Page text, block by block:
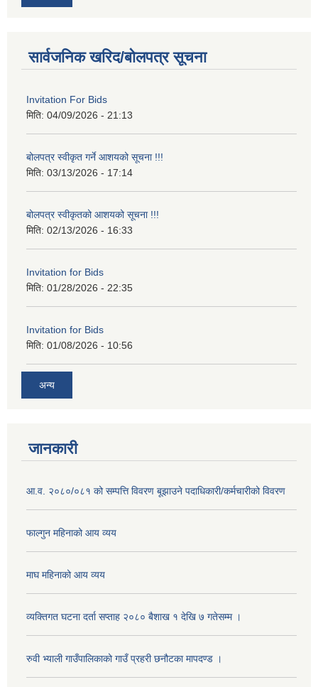
सार्वजनिक खरिद/बोलपत्र सूचना
Invitation For Bids
मिति: 04/09/2026 - 21:13
बोलपत्र स्वीकृत गर्ने आशयको सूचना !!!
मिति: 03/13/2026 - 17:14
बोलपत्र स्वीकृतको आशयको सूचना !!!
मिति: 02/13/2026 - 16:33
Invitation for Bids
मिति: 01/28/2026 - 22:35
Invitation for Bids
मिति: 01/08/2026 - 10:56
अन्य
जानकारी
आ.व. २०८०/०८१ को सम्पत्ति विवरण बूझाउने पदाधिकारी/कर्मचारीको विवरण
फाल्गुन महिनाको आय व्यय
माघ महिनाको आय व्यय
व्यक्तिगत घटना दर्ता सप्ताह २०८० बैशाख १ देखि ७ गतेसम्म ।
रुवी भ्याली गाउँपालिकाको गाउँ प्रहरी छनौटका मापदण्ड ।